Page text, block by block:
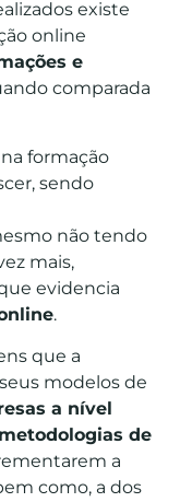
existe
online
e
comparada
formação
sendo
não tendo
mais,
evidencia
.
que a
modelos de
a nível
de
a
como, a dos